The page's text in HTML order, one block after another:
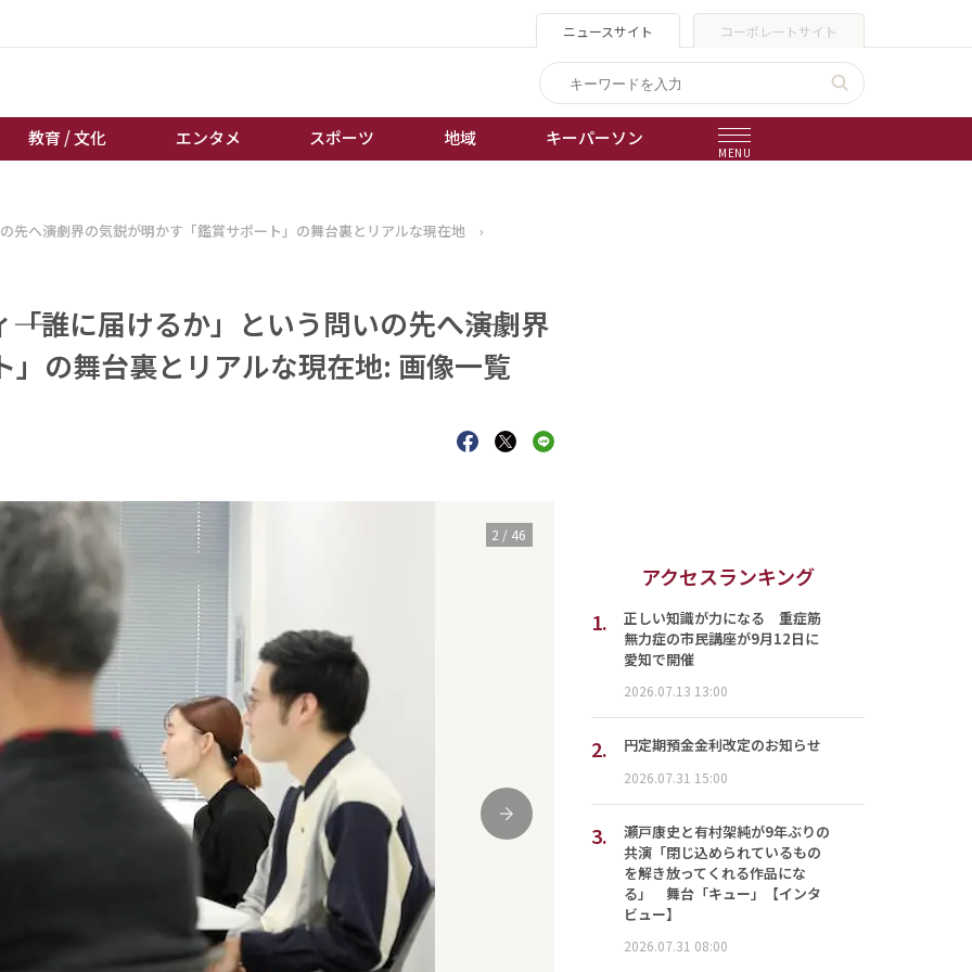
ニュースサイト コーポレートサイト
教育 / 文化 エンタメ スポーツ 地域 キーパーソン
MENU
エンタメ
スポーツ
競輪
ボートレース
先へ――演劇界の気鋭が明かす「鑑賞サポート」の舞台裏とリアルな現在地 ›
「誰に届けるか」という問いの先へ――演劇界
の舞台裏とリアルな現在地: 画像一覧
次
3 / 46
アクセスランキング
1.
正しい知識が力になる 重症筋
無力症の市民講座が9月12日に
愛知で開催
2026.07.13 13:00
2. 円定期預金金利改定のお知らせ
2026.07.31 15:00
3.
瀬戸康史と有村架純が9年ぶりの
共演「閉じ込められているもの
を解き放ってくれる作品にな
る」 舞台「キュー」【インタ
ビュー】
2026.07.31 08:00